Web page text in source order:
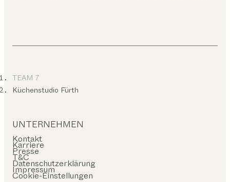
TEAM 7
Küchenstudio Fürth
UNTERNEHMEN
Kontakt
Karriere
Presse
T&C
Datenschutzerklärung
Impressum
Cookie-Einstellungen